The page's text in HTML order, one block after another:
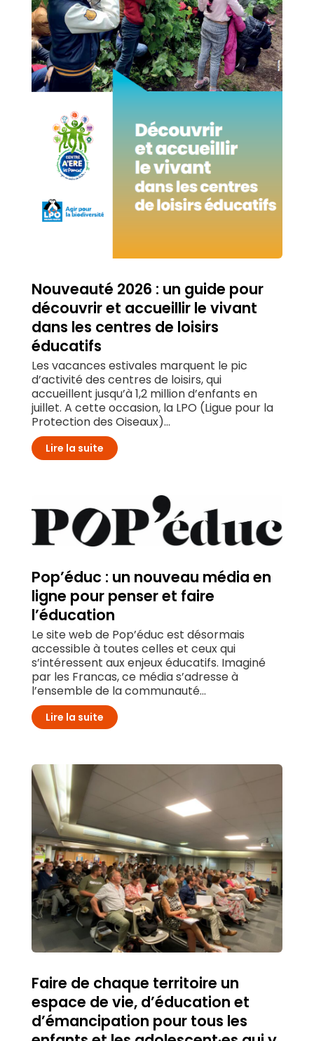
Nouveauté 2026 : un guide pour
découvrir et accueillir le vivant
dans les centres de loisirs
éducatifs
Les vacances estivales marquent le pic
d’activité des centres de loisirs, qui
accueillent jusqu’à 1,2 million d’enfants en
juillet. A cette occasion, la LPO (Ligue pour la
Protection des Oiseaux)...
Lire la suite
Pop’éduc : un nouveau média en
ligne pour penser et faire
l’éducation
Le site web de Pop’éduc est désormais
accessible à toutes celles et ceux qui
s’intéressent aux enjeux éducatifs. Imaginé
par les Francas, ce média s’adresse à
l’ensemble de la communauté...
Lire la suite
Faire de chaque territoire un
espace de vie, d’éducation et
d’émancipation pour tous les